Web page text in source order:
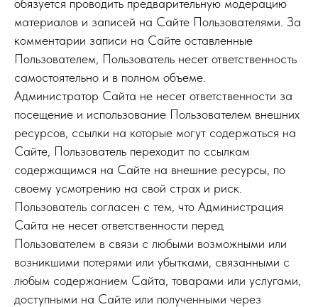
обязуется проводить предварительную модерацию
материалов и записей на Сайте Пользователями. За
комментарии записи на Сайте оставленные
Пользователем, Пользователь несет ответственность
самостоятельно и в полном объеме.
Администратор Сайта не несет ответственности за
посещение и использование Пользователем внешних
ресурсов, ссылки на которые могут содержаться на
Сайте, Пользователь переходит по ссылкам
содержащимся на Сайте на внешние ресурсы, по
своему усмотрению на свой страх и риск.
Пользователь согласен с тем, что Администрация
Сайта не несет ответственности перед
Пользователем в связи с любыми возможными или
возникшими потерями или убытками, связанными с
любым содержанием Сайта, товарами или услугами,
доступными на Сайте или полученными через